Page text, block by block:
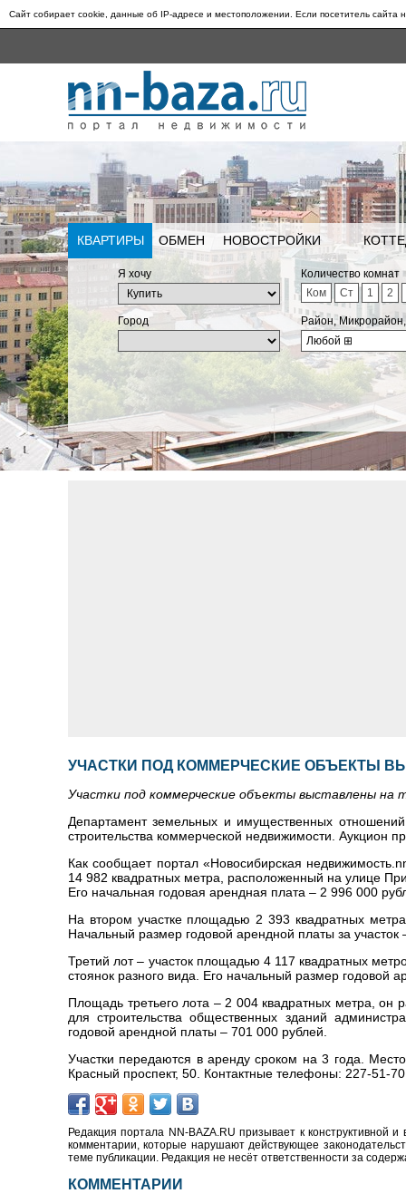
Сайт собирает cookie, данные об IP-адресе и местоположении. Если посетитель сайта
КВАРТИРЫ ОБМЕН НОВОСТРОЙКИ
Я хочу
Количество комнат
Ком
Ст 1 2
Город
Район,
Любой ⊞
УЧАСТКИ ПОД КОММЕРЧЕСКИЕ ОБЪЕКТЫ
Участки под коммерческие объекты выставлены на
Департамент земельных и имущественных
строительства коммерческой недвижимости. Аукцион
Как сообщает портал «Новосибирская
14 982 квадратных метра, расположенный на улице
Его начальная годовая арендная плата – 2 996 000
На втором участке площадью 2 393 квадратных
Начальный размер годовой арендной платы за участок
Третий лот – участок площадью 4 117 квадратных
стоянок разного вида. Его начальный размер годовой
Площадь третьего лота – 2 004 квадратных метра, он
для строительства общественных зданий
годовой арендной платы – 701 000 рублей.
Участки передаются в аренду сроком на 3 года.
Красный проспект, 50. Контактные телефоны: 227-51-
Редакция портала NN-BAZA.RU призывает к конструктивной
комментарии, которые нарушают действующее
теме публикации. Редакция не несёт ответственности за
КОММЕНТАРИИ